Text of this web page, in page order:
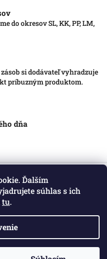
Ďalším
súhlas s ich
tu.
do okresov SL, KK, PP, LM,
si dodávateľ vyhradzuje
príbuzným produktom.
dňa
. Všetky práva vyhradené.